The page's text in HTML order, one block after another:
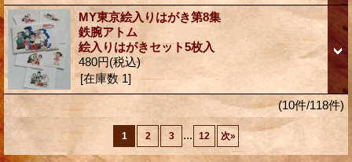
MY東京絵入りはがき第8集
鉄腕アトム
絵入りはがきセット5枚入
480円(税込)
[在庫数 1]
(10件/118件)
1 2 3 ... 12 次»